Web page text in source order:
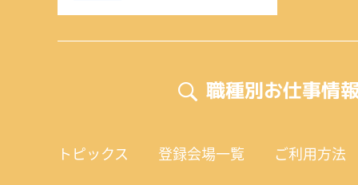
職種別お仕事情
トピックス 登録会場一覧 ご利用方法